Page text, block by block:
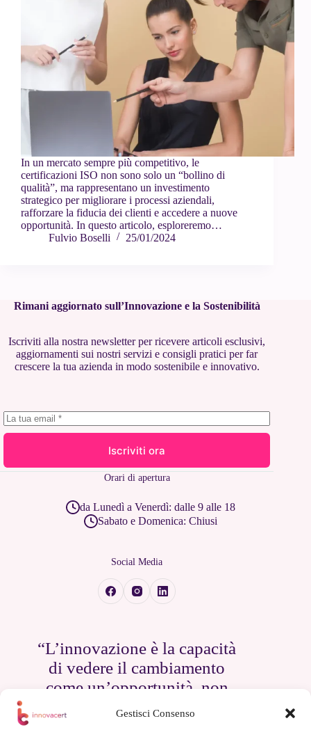
Gestisci Consenso
In un mercato sempre più competitivo, le
certificazioni ISO non sono solo un “bollino di
qualità”, ma rappresentano un investimento
strategico per migliorare i processi aziendali,
rafforzare la fiducia dei clienti e accedere a nuove
opportunità. In questo articolo, esploreremo…
Fulvio Boselli
25/01/2024
Rimani aggiornato sull’Innovazione e la Sostenibilità
Iscriviti alla nostra newsletter per ricevere articoli esclusivi,
aggiornamenti sui nostri servizi e consigli pratici per far
crescere la tua azienda in modo sostenibile e innovativo.
Iscriviti ora
Orari di apertura
da Lunedì a Venerdì: dalle 9 alle 18
Sabato e Domenica: Chiusi
Social Media
“L’innovazione è la capacità
di vedere il cambiamento
come un’opportunità, non
come una minaccia.”